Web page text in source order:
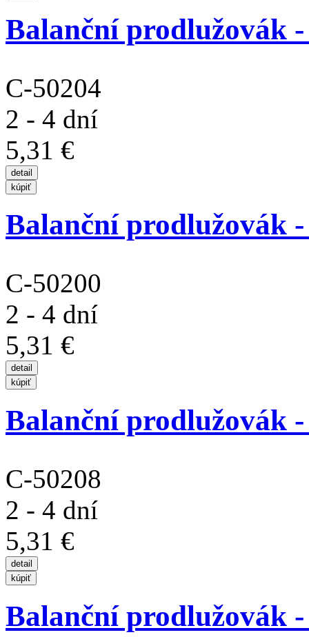
Balanční prodlužovák
C-50204
2 - 4 dní
5,31 €
Balanční prodlužovák
C-50200
2 - 4 dní
5,31 €
Balanční prodlužovák
C-50208
2 - 4 dní
5,31 €
Balanční prodlužovák